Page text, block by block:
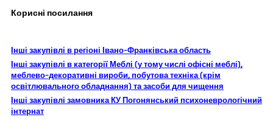
Корисні посилання
Інші закупівлі в регіоні Івано-Франківська область
Інші закупівлі в категорії Меблі (у тому числі офісні меблі),
меблево-декоративні вироби, побутова техніка (крім
освітлювального обладнання) та засоби для чищення
Інші закупівлі замовника КУ Погонянський психоневрологічний
інтернат